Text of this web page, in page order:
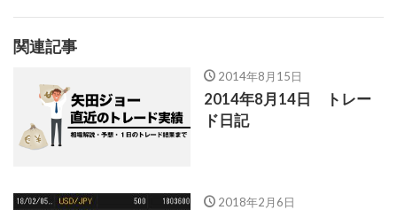
関連記事
2014年8月15日
2014年8月14日 トレー
ド日記
2018年2月6日